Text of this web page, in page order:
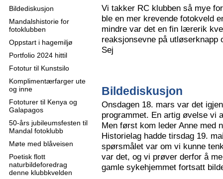
Bildediskusjon
Mandalshistorie for
fotoklubben
Oppstart i hagemiljø
Portfolio 2024 hittil
Fototur til Kunstsilo
Komplimentærfarger ute
og inne
Fototurer til Kenya og
Galapagos
50-års jubileumsfesten til
Mandal fotoklubb
Møte med blåveisen
Poetisk flott
naturbildeforedrag
denne klubbkvelden
Vi takker RC klubben så mye
ble en mer krevende fotokveld
mindre var det en fin lærerik
reaksjonsevne på utløserknapp
Sej
Bildediskusjon
Onsdagen 18. mars var det
programmet. En artig øvelse vi
Men først kom leder Anne med
Historielag hadde tirsdag 19.
spørsmålet var om vi kunne
var det, og vi prøver derfor å
gamle sykehjemmet fortsatt